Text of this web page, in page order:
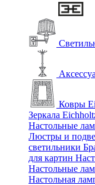
Ковры
Зеркала
Настольные
Люстры и
светильники
для картин
Настольные
Настольная